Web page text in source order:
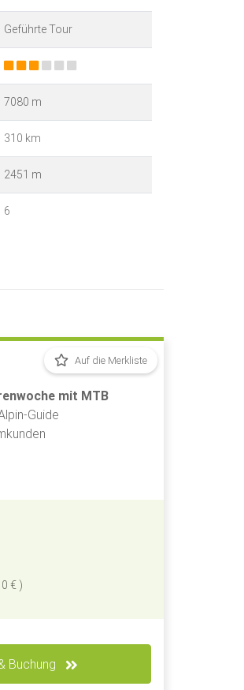
Geführte Tour
7080 m
310 km
2451 m
6
Auf die Merkliste
mit MTB
Guide
€)
Buchung